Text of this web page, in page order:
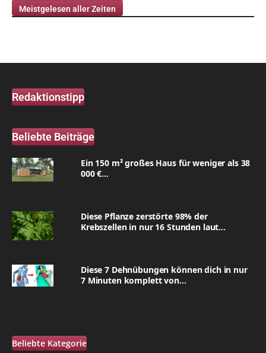
Meistgelesen aller Zeiten
Redaktionstipp
Beliebte Beiträge
Ein 150 m² großes Haus für weniger als 38
000 €...
Diese Pflanze zerstörte 98% der
Krebszellen in nur 16 Stunden laut...
Diese 7 Dehnübungen können dich in nur
7 Minuten komplett von...
Beliebte Kategorie